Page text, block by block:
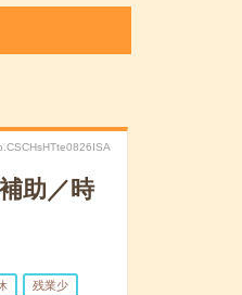
助／時
残業少